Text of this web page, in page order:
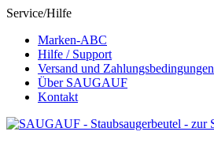
Service/Hilfe
Marken-ABC
Hilfe / Support
Versand und Zahlungsbedingungen
Über SAUGAUF
Kontakt